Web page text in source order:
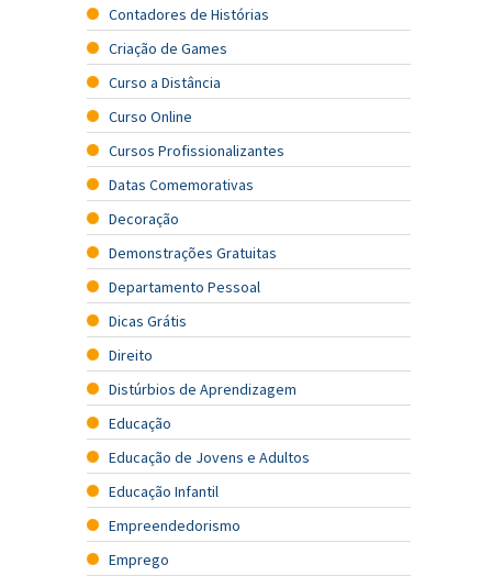
Contadores de Histórias
Criação de Games
Curso a Distância
Curso Online
Cursos Profissionalizantes
Datas Comemorativas
Decoração
Demonstrações Gratuitas
Departamento Pessoal
Dicas Grátis
Direito
Distúrbios de Aprendizagem
Educação
Educação de Jovens e Adultos
Educação Infantil
Empreendedorismo
Emprego